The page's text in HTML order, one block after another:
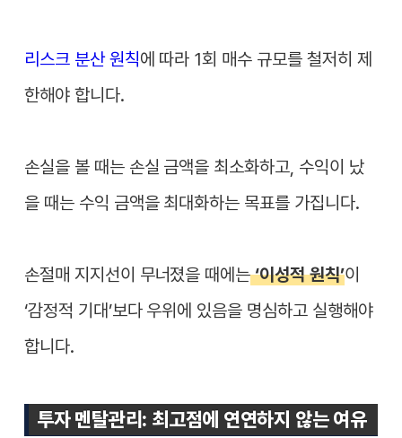
리스크 분산 원칙에 따라 1회 매수 규모를 철저히 제
한해야 합니다.
손실을 볼 때는 손실 금액을 최소화하고, 수익이 났
을 때는 수익 금액을 최대화하는 목표를 가집니다.
손절매 지지선이 무너졌을 때에는‘이성적 원칙’이
‘감정적 기대’보다 우위에 있음을 명심하고 실행해야
합니다.
투자 멘탈관리: 최고점에 연연하지 않는 여유